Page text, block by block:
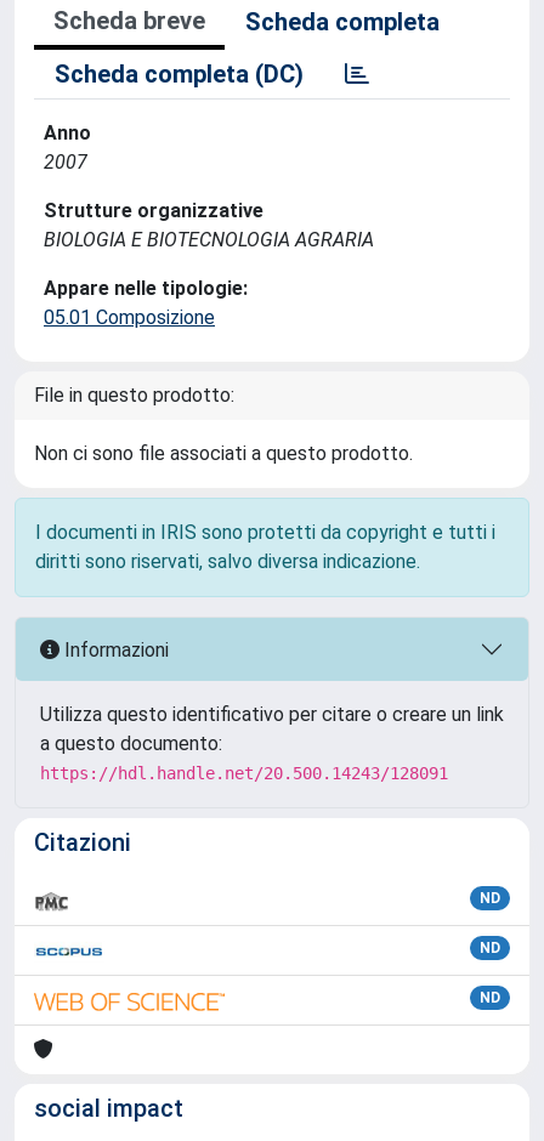
Scheda breve
Scheda completa
Scheda completa (DC)
Anno
2007
Strutture organizzative
BIOLOGIA E BIOTECNOLOGIA AGRARIA
Appare nelle tipologie:
05.01 Composizione
File in questo prodotto:
Non ci sono file associati a questo prodotto.
I documenti in IRIS sono protetti da copyright e tutti i
diritti sono riservati, salvo diversa indicazione.
Informazioni
Utilizza questo identificativo per citare o creare un link
a questo documento:
https://hdl.handle.net/20.500.14243/128091
Citazioni
ND
ND
ND
social impact